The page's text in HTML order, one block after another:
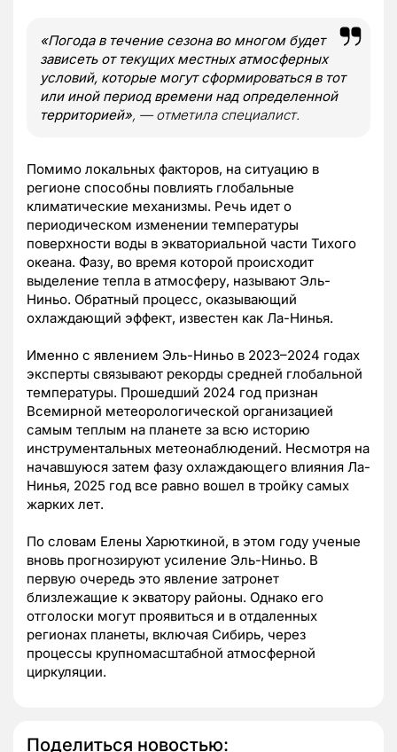
«Погода в течение сезона во многом будет
зависеть от текущих местных атмосферных
условий, которые могут сформироваться в тот
или иной период времени над определенной
территорией», — отметила специалист.
Помимо локальных факторов, на ситуацию в
регионе способны повлиять глобальные
климатические механизмы. Речь идет о
периодическом изменении температуры
поверхности воды в экваториальной части Тихого
океана. Фазу, во время которой происходит
выделение тепла в атмосферу, называют Эль-
Ниньо. Обратный процесс, оказывающий
охлаждающий эффект, известен как Ла-Нинья.
Именно с явлением Эль-Ниньо в 2023–2024 годах
эксперты связывают рекорды средней глобальной
температуры. Прошедший 2024 год признан
Всемирной метеорологической организацией
самым теплым на планете за всю историю
инструментальных метеонаблюдений. Несмотря на
начавшуюся затем фазу охлаждающего влияния Ла-
Нинья, 2025 год все равно вошел в тройку самых
жарких лет.
По словам Елены Харюткиной, в этом году ученые
вновь прогнозируют усиление Эль-Ниньо. В
первую очередь это явление затронет
близлежащие к экватору районы. Однако его
отголоски могут проявиться и в отдаленных
регионах планеты, включая Сибирь, через
процессы крупномасштабной атмосферной
циркуляции.
Поделиться новостью: